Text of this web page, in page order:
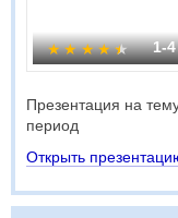
1-
Презентация на
период
Открыть